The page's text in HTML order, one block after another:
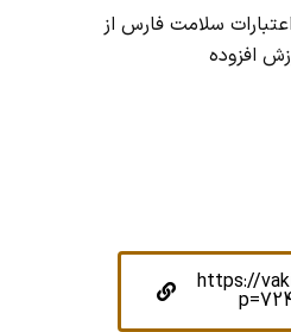
اعتبارات سلامت فارس از
افزوده
https://